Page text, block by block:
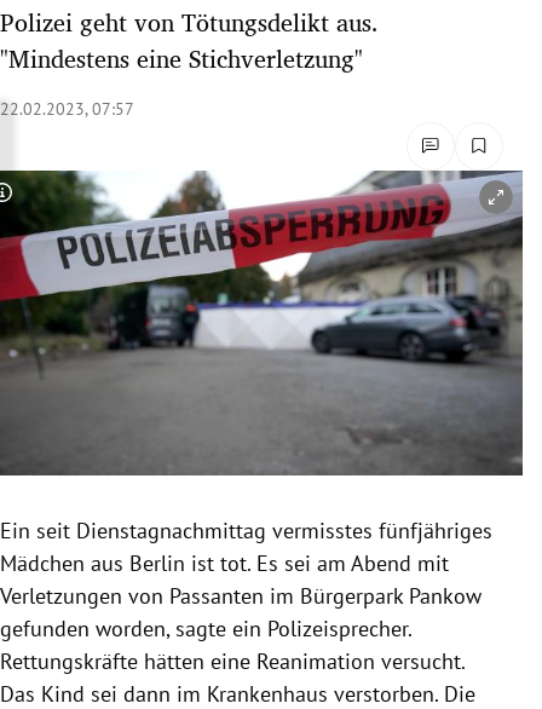
Untermenü
Untermenü
Untermenü
Untermenü
Untermenü
Untermenü
Polizei geht von Tötungsdelikt aus.
"Mindestens eine Stichverletzung"
22.02.2023, 07:57
Copyright-Hinweis öffnen/schließen
Ein seit Dienstagnachmittag vermisstes fünfjähriges
Mädchen aus Berlin ist tot. Es sei am Abend mit
Verletzungen von Passanten im Bürgerpark Pankow
gefunden worden, sagte ein Polizeisprecher.
Rettungskräfte hätten eine Reanimation versucht.
Das Kind sei dann im Krankenhaus verstorben. Die